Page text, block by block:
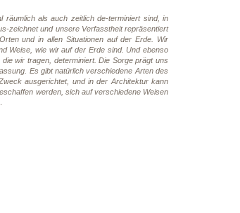
als auch zeitlich de-terminiert sind, in
zeichnet und unsere Verfasstheit repräsentiert
und in allen Situationen auf der Erde. Wir
Weise, wie wir auf der Erde sind. Und ebenso
wir tragen, determiniert. Die Sorge prägt uns
Es gibt natürlich verschiedene Arten des
ausgerichtet, und in der Architektur kann
werden, sich auf verschiedene Weisen